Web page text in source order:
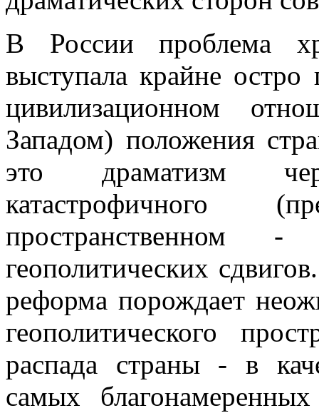
В России проблема
выступала крайне
цивилизационном
Западом) положения
это драматизм
катастрофичного
пространственном -
геополитических
реформа порождает
геополитического
распада страны - в
самых